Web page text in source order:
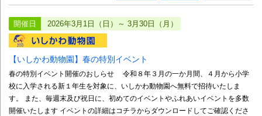
開催日 2026年3月1日（日）～ 3月30日（月）
【いしかわ動物園】春の特別イベント
春の特別イベント開催のおしらせ 令和８年３月の一か月間、４月から小学
校に入学される新１年生を対象に、いしかわ動物園へ無料で招待いたしま
す。 また、毎週末及び祝日に、初めてのイベントやふれあいイベントを多数
開催いたします イベントの詳細はコチラからダウンロードしてご確認くださ